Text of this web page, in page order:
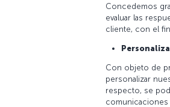
Concedemos
evaluar las
cliente, con el
Con objeto de
personalizar
respecto, se